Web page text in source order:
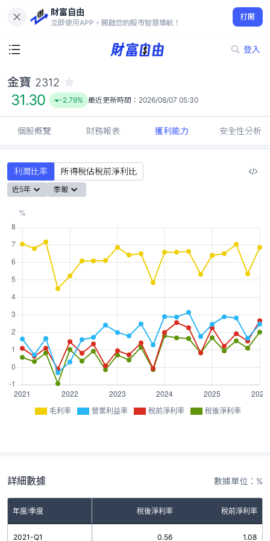
財富自由
立即使用APP，開啟您的股市智慧導航！
打開
登入
31.30
-2.79%
金寶 2312
31.30 -2.79% 最近更新時間： 2026/08/07 05:30
個股概覽 財務報表 獲利能力 安全性分析
利潤比率 所得稅佔稅前淨利比
近5年 季報
毛利率 營業利益率 稅前淨利率 稅後淨利率
詳細數據 數據單位：%
年度/季度 稅後淨利率 稅前淨利率
2021-Q1 0.56 1.08